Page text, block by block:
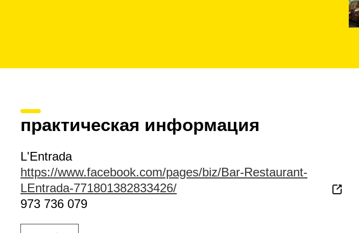
практическая информация
L'Entrada
https://www.facebook.com/pages/biz/Bar-Restaurant-
LEntrada-771801382833426/
973 736 079